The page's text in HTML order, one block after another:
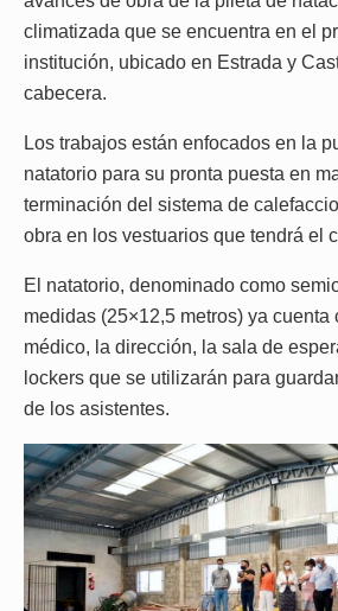
climatizada que se encuentra en el
institución, ubicado en Estrada y
cabecera.
Los trabajos están enfocados en la
natatorio para su pronta puesta en
terminación del sistema de
obra en los vestuarios que tendrá el
El natatorio, denominado como
medidas (25×12,5 metros) ya cuenta
médico, la dirección, la sala de
lockers que se utilizarán para
de los asistentes.